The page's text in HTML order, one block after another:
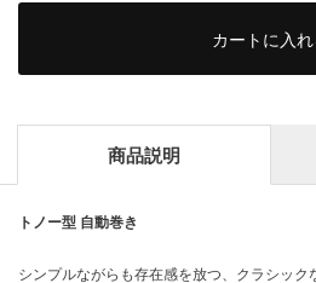
カートに入
商品説明
トノー型 自動巻き
シンプルながらも存在感を放つ、クラシッ